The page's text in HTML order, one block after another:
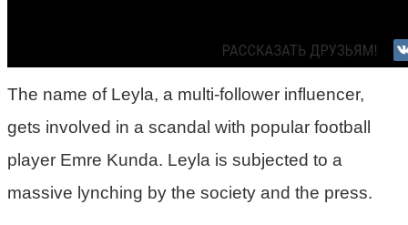
The name of Leyla, a multi-follower influencer,
gets involved in a scandal with popular football
player Emre Kunda. Leyla is subjected to a
massive lynching by the society and the press.